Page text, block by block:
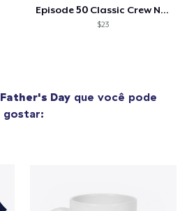
Episode 50 Classic Crew Neck T-Shirt
$23
Father's Day que você pode
gostar: